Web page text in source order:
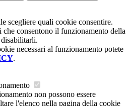
scegliere quali cookie consentire.
consentono il funzionamento della
necessari al funzionamento potete
.
non possono essere
l'elenco nella pagina della cookie